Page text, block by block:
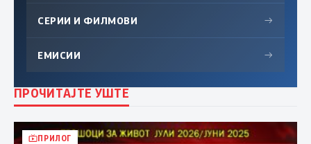
СЕРИИ И ФИЛМОВИ →
ЕМИСИИ →
ПРОЧИТАЈТЕ УШТЕ
ПРИЛОГ